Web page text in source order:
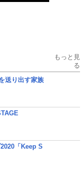
もっと見
る
送り出す家族
「Keep S